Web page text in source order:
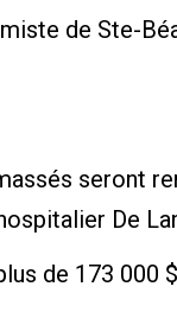
de Ste-
seront
De
de 173